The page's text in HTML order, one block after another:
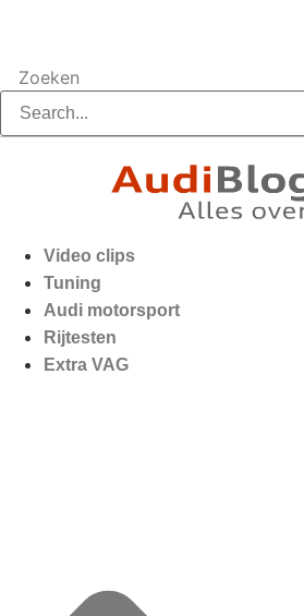
Zoeken
Video clips
Tuning
Audi motorsport
Rijtesten
Extra VAG